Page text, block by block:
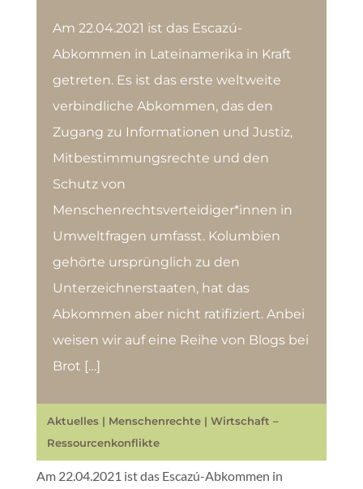
Am 22.04.2021 ist das Escazú-
Abkommen in Lateinamerika in Kraft
getreten. Es ist das erste weltweite
verbindliche Abkommen, das den
Zugang zu Informationen und Justiz,
Mitbestimmungsrechte und den
Schutz von
Menschenrechtsverteidiger*innen in
Umweltfragen umfasst. Kolumbien
gehörte ursprünglich zu den
Unterzeichnerstaaten, hat das
Abkommen aber nicht ratifiziert. Anbei
weisen wir auf eine Reihe von Blogs bei
Brot […]
Aktuelles| Menschenrechte| Wirtschaft –
Ressourcenkonflikte
Am 22.04.2021 ist das Escazú-Abkommen in